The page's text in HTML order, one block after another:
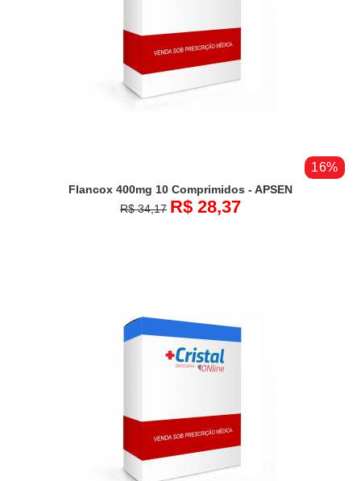
16%
Flancox 400mg 10 Comprimidos - APSEN
R$ 34,17 R$ 28,37